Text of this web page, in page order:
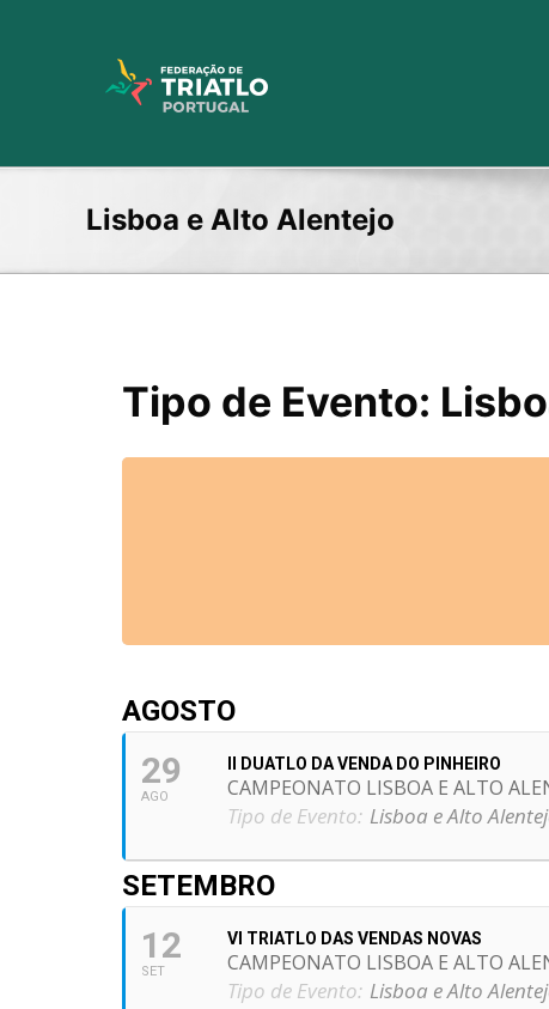
Lisboa e Alto Alentejo
Tipo de Evento:
AGOSTO
29
AGO
II DUATLO DA VENDA DO PINHEIRO
CAMPEONATO LISBOA E ALTO
Tipo de Evento: Lisboa e Alto
SETEMBRO
12
SET
VI TRIATLO DAS VENDAS NOVAS
CAMPEONATO LISBOA E ALTO
Tipo de Evento: Lisboa e Alto